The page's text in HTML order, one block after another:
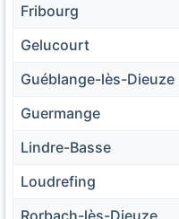
Fribourg
Gelucourt
Guéblange-lès-Dieuze
Guermange
Lindre-Basse
Loudrefing
Rorbach-lès-Dieuze